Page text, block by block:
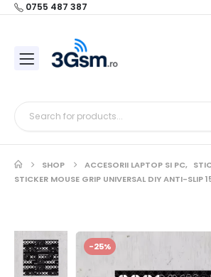
0755 487 387
SHOP ACCESORII LAPTOP SI PC,
STICKER MOUSE GRIP UNIVERSAL DIY ANTI-SLIP
-25%